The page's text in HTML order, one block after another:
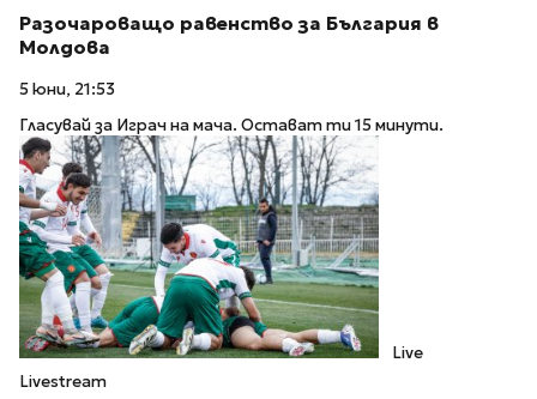
Разочароващо равенство за България в
Молдова
5 юни, 21:53
Гласувай за Играч на мача. Остават ти 15 минути.
Live
Livestream